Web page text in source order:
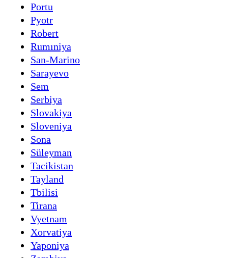
Portu
Pyotr
Robert
Rumıniya
San-Marino
Sarayevo
Sem
Serbiya
Slovakiya
Sloveniya
Sona
Süleyman
Tacikistan
Tayland
Tbilisi
Tirana
Vyetnam
Xorvatiya
Yaponiya